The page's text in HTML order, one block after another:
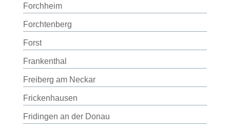
Forchheim
Forchtenberg
Forst
Frankenthal
Freiberg am Neckar
Frickenhausen
Fridingen an der Donau